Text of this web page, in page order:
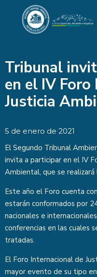
Tribunal
en el IV
Justicia
5 de enero de 2021
El Segundo Tribunal
invita a participar en el IV
Ambiental, que se
Este año el Foro cuenta
estarán conformados por
nacionales e
conferencias en las cuales
tratadas.
El Foro Internacional de
mayor evento de su tipo